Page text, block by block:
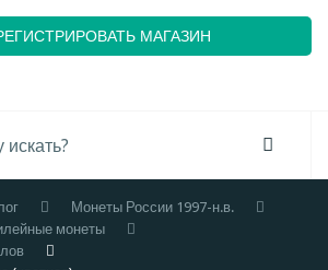
МАГАЗИН
Монеты России 1997-н.в.
монеты